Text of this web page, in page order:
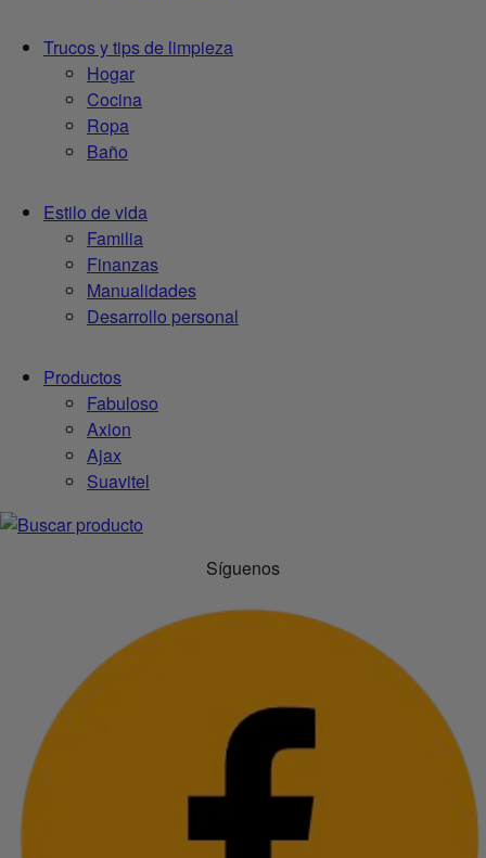
Trucos y tips de limpieza
Hogar
Cocina
Ropa
Baño
Estilo de vida
Familia
Finanzas
Manualidades
Desarrollo personal
Productos
Fabuloso
Axion
Ajax
Suavitel
Síguenos